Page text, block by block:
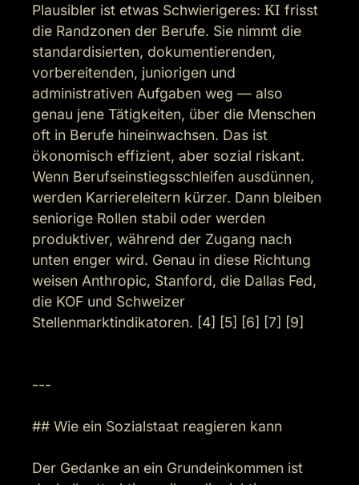
Plausibler ist etwas Schwierigeres: KI frisst
die Randzonen der Berufe. Sie nimmt die
standardisierten, dokumentierenden,
vorbereitenden, juniorigen und
administrativen Aufgaben weg — also
genau jene Tätigkeiten, über die Menschen
oft in Berufe hineinwachsen. Das ist
ökonomisch effizient, aber sozial riskant.
Wenn Berufseinstiegsschleifen ausdünnen,
werden Karriereleitern kürzer. Dann bleiben
seniorige Rollen stabil oder werden
produktiver, während der Zugang nach
unten enger wird. Genau in diese Richtung
weisen Anthropic, Stanford, die Dallas Fed,
die KOF und Schweizer
Stellenmarktindikatoren. [4] [5] [6] [7] [9]
---
## Wie ein Sozialstaat reagieren kann
Der Gedanke an ein Grundeinkommen ist